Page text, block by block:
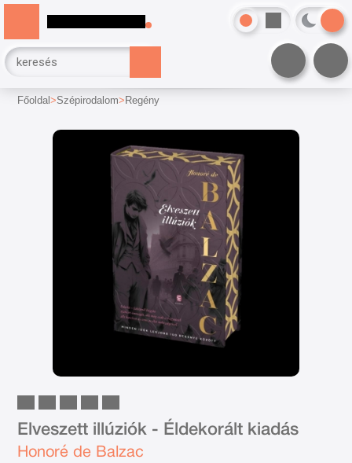
Főoldal Szépirodalom Regény
Elveszett illúziók - Éldekorált kiadás
Honoré de Balzac